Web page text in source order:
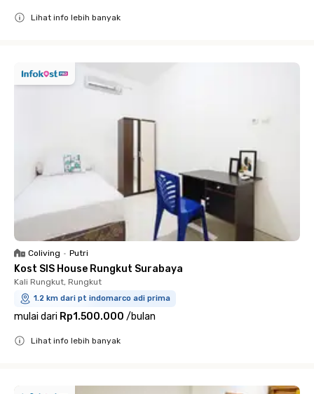
Lihat info lebih banyak
Coliving • Putri
Kost SIS House Rungkut Surabaya
Kali Rungkut, Rungkut
1.2 km dari pt indomarco adi prima
mulai dari Rp1.500.000 /bulan
Lihat info lebih banyak